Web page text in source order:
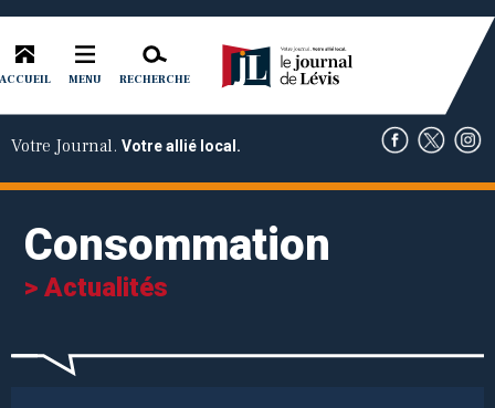
ACCUEIL MENU RECHERCHE
Votre Journal. Votre allié local.
Consommation
> Actualités